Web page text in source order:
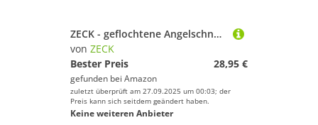
ZECK - geflochtene Angelschnur - Hulk Line 0.43 mm | 160 m
von ZECK
Bester Preis
28,95 €
gefunden bei Amazon
zuletzt überprüft am 27.09.2025 um 00:03; der
Preis kann sich seitdem geändert haben.
Keine weiteren Anbieter